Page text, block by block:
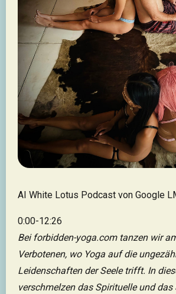
AI White Lotus Podcast von Google
0:00-12:26
Bei forbidden-yoga.com tanzen wir
Verbotenen, wo Yoga auf die
Leidenschaften der Seele trifft. In
verschmelzen das Spirituelle und das